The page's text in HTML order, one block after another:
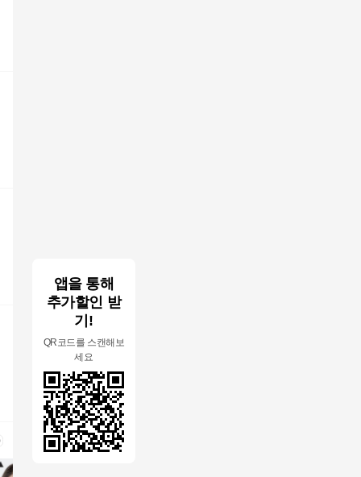
앱을 통해
추가할인 받
기!
QR코드를 스캔해보
세요